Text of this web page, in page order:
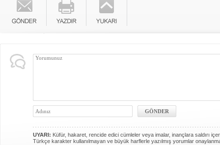
UYARI: Küfür, hakaret, rencide edici cümleler veya imalar, inançlara saldırı
Türkçe karakter kullanılmayan ve büyük harflerle yazılmış yorumlar